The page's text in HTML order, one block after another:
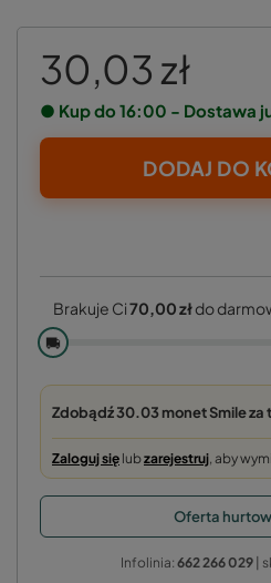
30,03 zł
● Kup do 16:00 - Dostawa
DODAJ DO
Brakuje Ci70,00 złdo
🚚
Zdobądź30.03 monetSmile
Zaloguj się lubzarejestruj, aby
Oferta
Infolinia: 662 266 029 |